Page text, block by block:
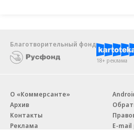
Благотворительный фонд
18+ реклама
О «Коммерсанте»
Архив
Контакты
Реклама
E-